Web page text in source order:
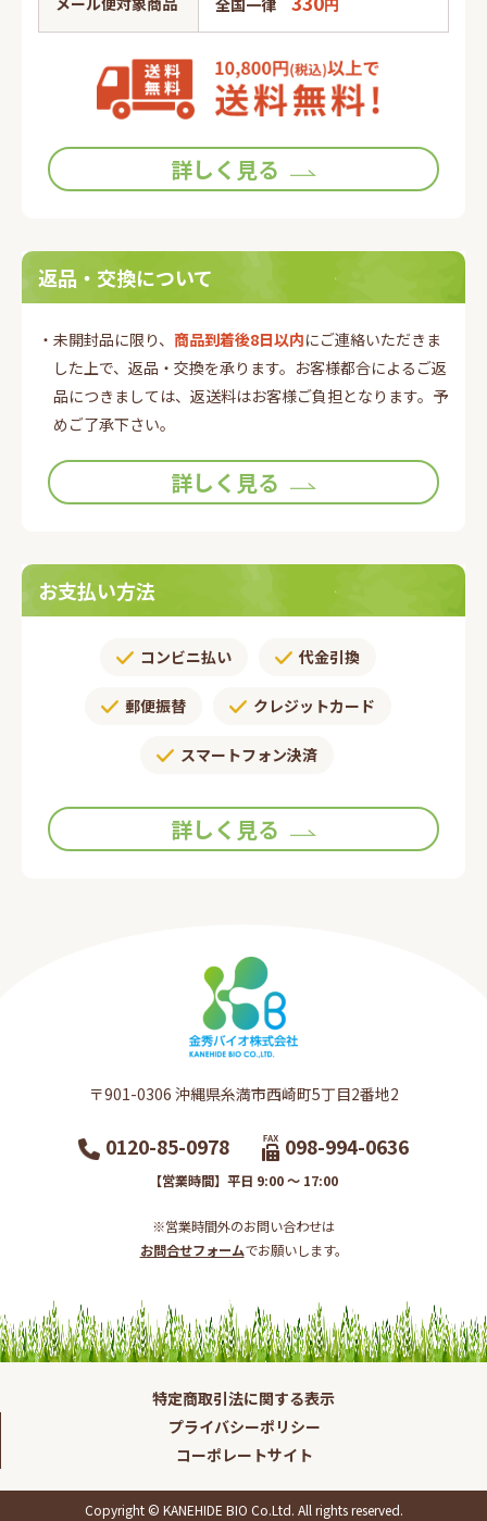
詳しく見る
返品・交換について
・未開封品に限り、 商品到着後8日以内にご連絡いただきま
した上で、返品・交換を承ります。お客様都合によるご返
品につきましては、返送料はお客様ご負担となります。予
めご了承下さい。
詳しく見る
お支払い方法
コンビニ払い 代金引換
郵便振替​ クレジットカード
スマートフォン決済
詳しく見る
〒901-0306​ 沖縄県糸満市西崎町5丁目2番地2​
0120-85-0978 098-994-0636
【営業時間】平日 9:00 ～ 17:00
※営業時間外のお問い合わせは
お問合せフォームでお願いします。​
特定商取引法に関する表示
プライバシーポリシー
コーポレートサイト
Copyright © KANEHIDE BIO Co.Ltd. All rights reserved.